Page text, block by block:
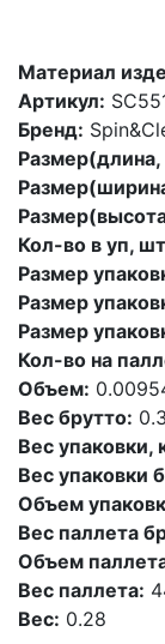
Материал
Артикул:
Бренд:
Кол-во в уп,
Размер
Размер
Размер
Кол-во на
Объем:
Вес брутто:
Вес упаковки,
Вес упаковки
Объем
Вес паллета
Объем
Вес паллета:
Вес: 0.28